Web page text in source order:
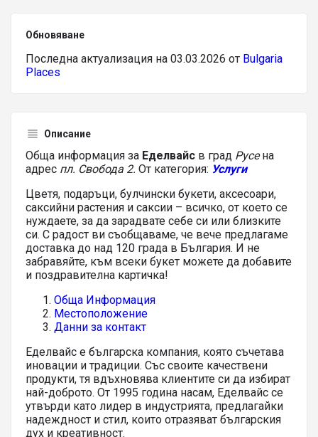
Обновяване
Последна актуализация на 03.03.2026 от Bulgaria
Places
Описание
Обща информация за Еделвайс в град Русена
адрес пл. Свобода 2. От категория: Услуги
Цветя, подаръци, булчински букети, аксесоари,
саксийни растения и саксии – всичко, от което се
нуждаете, за да зарадвате себе си или близките
си. С радост ви съобщаваме, че вече предлагаме
доставка до над 120 града в България. И не
забравяйте, към всеки букет можете да добавите
и поздравителна картичка!
Обща Информация
Местоположение
Данни за контакт
Еделвайс е българска компания, която съчетава
иновации и традиции. Със своите качествени
продукти, тя вдъхновява клиентите си да избират
най-доброто. От 1995 година насам, Еделвайс се
утвърди като лидер в индустрията, предлагайки
надеждност и стил, които отразяват българския
дух и креативност.